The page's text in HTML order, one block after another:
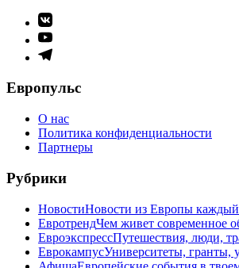
Элемент
меню
Элемент
меню
Элемент
Европульс
О нас
Политика конфиденциальности
Партнеры
Рубрики
НовостиНовости из Европы
ЕвротрендЧем живет современное
ЕвроэкспрессПутешествия, люди,
ЕврокампусУниверситеты, гранты,